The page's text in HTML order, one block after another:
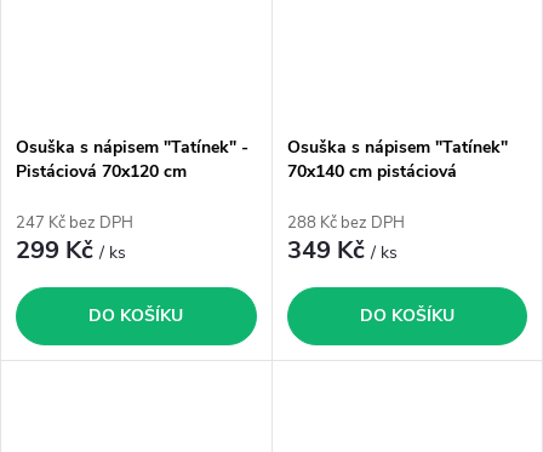
Osuška s nápisem "Tatínek" -
Pistáciová 70x120 cm
247 Kč bez DPH
299 Kč/ ks
DO KOŠÍKU
Osuška s nápisem "Tatínek"
70x140 cm pistáciová
288 Kč bez DPH
349 Kč/ ks
DO KOŠÍKU